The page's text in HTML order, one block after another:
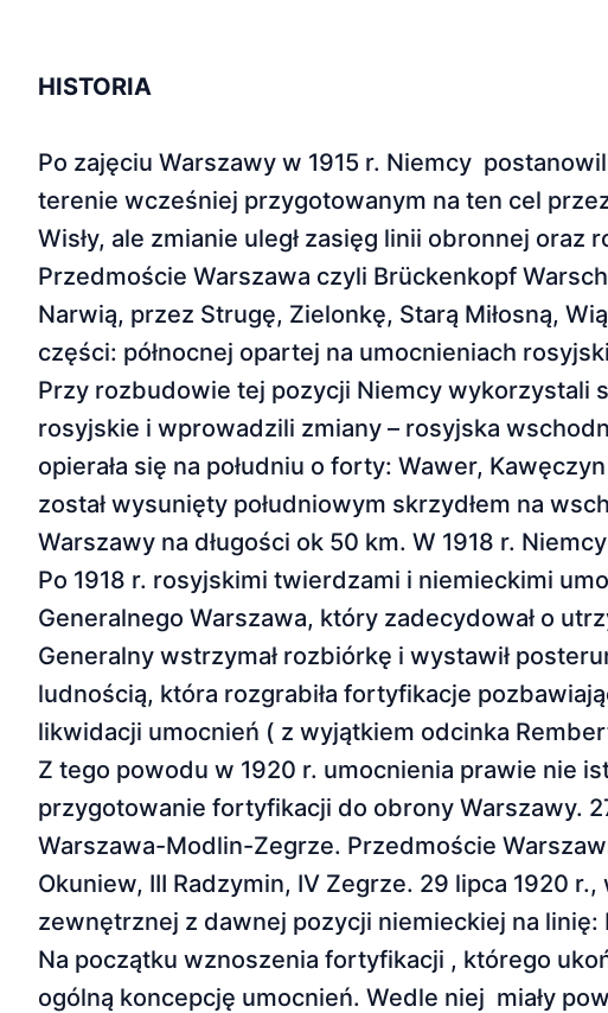
HISTORIA
Po zajęciu Warszawy w 1915 r. Niemcy
terenie wcześniej przygotowanym na ten cel
Wisły, ale zmianie uległ zasięg linii obronnej
Przedmoście Warszawa czyli Brückenkopf
Narwią, przez Strugę, Zielonkę, Starą Miłosną,
części: północnej opartej na umocnieniach
Przy rozbudowie tej pozycji Niemcy
rosyjskie i wprowadzili zmiany – rosyjska
opierała się na południu o forty: Wawer,
został wysunięty południowym skrzydłem na
Warszawy na długości ok 50 km. W 1918 r.
Po 1918 r. rosyjskimi twierdzami i niemieckimi
Generalnego Warszawa, który zadecydował o
Generalny wstrzymał rozbiórkę i wystawił
ludnością, która rozgrabiła fortyfikacje
likwidacji umocnień ( z wyjątkiem odcinka
Z tego powodu w 1920 r. umocnienia prawie nie
przygotowanie fortyfikacji do obrony Warszawy.
Warszawa-Modlin-Zegrze. Przedmoście
Okuniew, III Radzymin, IV Zegrze. 29 lipca 1920
zewnętrznej z dawnej pozycji niemieckiej na linię:
Na początku wznoszenia fortyfikacji , którego
ogólną koncepcję umocnień. Wedle niej miały